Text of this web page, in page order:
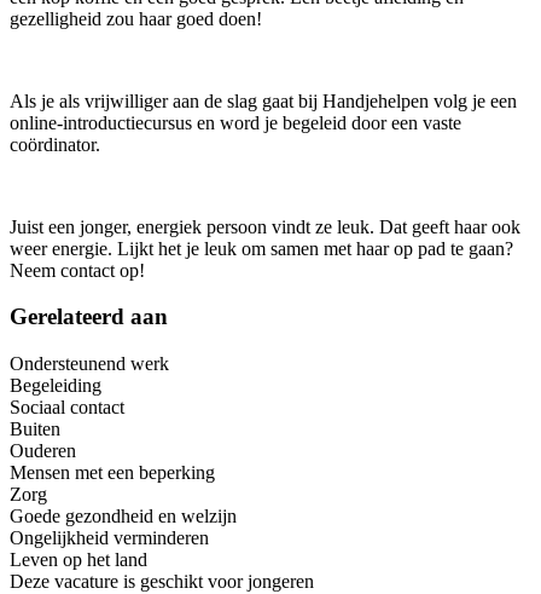
gezelligheid zou haar goed doen!
Als je als vrijwilliger aan de slag gaat bij Handjehelpen volg je een
online-introductiecursus en word je begeleid door een vaste
coördinator.
Juist een jonger, energiek persoon vindt ze leuk. Dat geeft haar ook
weer energie. Lijkt het je leuk om samen met haar op pad te gaan?
Neem contact op!
Gerelateerd aan
Ondersteunend werk
Begeleiding
Sociaal contact
Buiten
Ouderen
Mensen met een beperking
Zorg
Goede gezondheid en welzijn
Ongelijkheid verminderen
Leven op het land
Deze vacature is geschikt voor jongeren